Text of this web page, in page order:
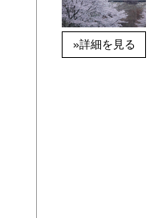
»詳細を見る